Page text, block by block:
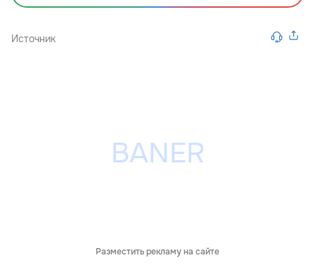
Источник
Разместить рекламу на сайте